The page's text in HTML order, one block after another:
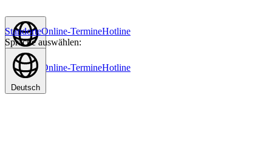
Deutsch
Standorte Online-TermineHotline
StandorteOnline-TermineHotline
Sprache auswählen:
Deutsch